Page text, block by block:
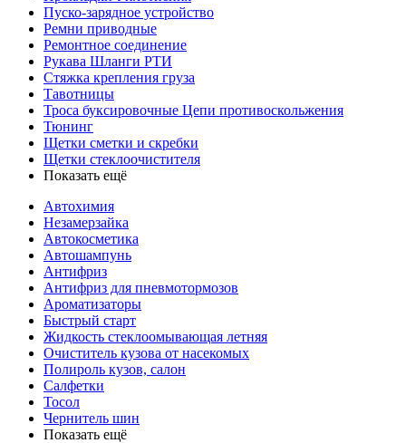
Пуско-зарядное устройство
Ремни приводные
Ремонтное соединение
Рукава Шланги РТИ
Стяжка крепления груза
Тавотницы
Троса буксировочные Цепи противоскольжения
Тюнинг
Щетки сметки и скребки
Щетки стеклоочистителя
Показать ещё
Автохимия
Незамерзайка
Автокосметика
Автошампунь
Антифриз
Антифриз для пневмотормозов
Ароматизаторы
Быстрый старт
Жидкость стеклоомывающая летняя
Очиститель кузова от насекомых
Полироль кузов, салон
Салфетки
Тосол
Чернитель шин
Показать ещё